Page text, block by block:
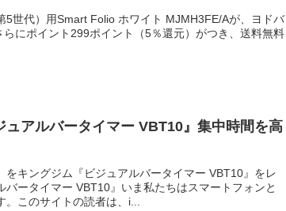
5世代）用Smart Folio ホワイト MJMH3FE/Aが、ヨドバ
にポイント299ポイント（5％還元）がつき、送料無料
ュアルバータイマー VBT10』集中時間を高
キングジム『ビジュアルバータイマー VBT10』をレ
ータイマー VBT10』いま私たちはスマートフォンと
このサイトの読者は、i...